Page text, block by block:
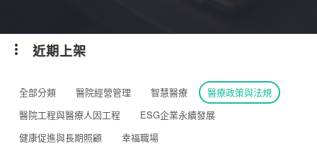
近期上架
全部分類 醫院經營管理 智慧醫療
醫療政策與法規
醫院工程與醫療人因工程
ESG企業永續發展
健康促進與長期照顧
幸福職場